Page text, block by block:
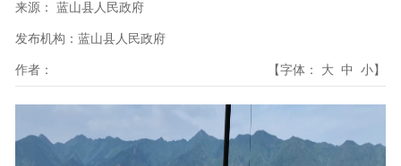
来源： 蓝山县人民政府
发布机构： 蓝山县人民政府
作者： 【字体： 大 中 小】